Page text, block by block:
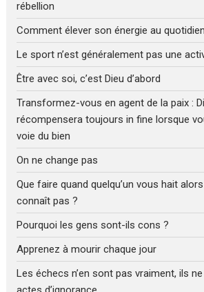
rébellion
Comment élever son énergie au
Le sport n’est généralement pas une
Être avec soi, c’est Dieu d’abord
Transformez-vous en agent de la paix :
récompensera toujours in fine lorsque
voie du bien
On ne change pas
Que faire quand quelqu’un vous hait
connaît pas ?
Pourquoi les gens sont-ils cons ?
Apprenez à mourir chaque jour
Les échecs n’en sont pas vraiment, ils